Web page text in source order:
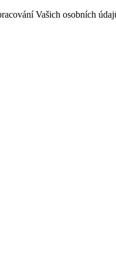
Vašich osobních